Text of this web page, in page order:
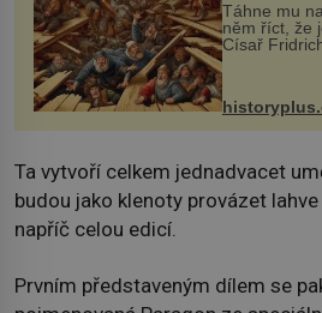
Táhne mu
něm říct, že
Císař
posílá svého
VI. do
Ta vytvoří celkem jednadvacet
budou jako klenoty provázet
napříč celou edicí.
Prvním představeným dílem se